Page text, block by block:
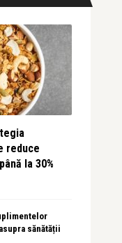
reduce
la 30%
sănătății